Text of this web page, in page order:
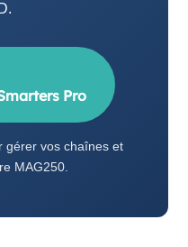
Pro
gérer vos chaînes et
MAG250.